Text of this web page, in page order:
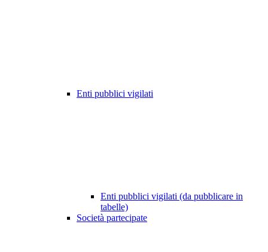
Enti pubblici vigilati
Enti pubblici vigilati (da pubblicare in
tabelle)
Società partecipate